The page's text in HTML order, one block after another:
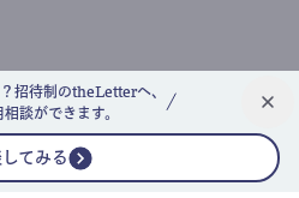
招待制のtheLetterへ、
談ができます。
てみる